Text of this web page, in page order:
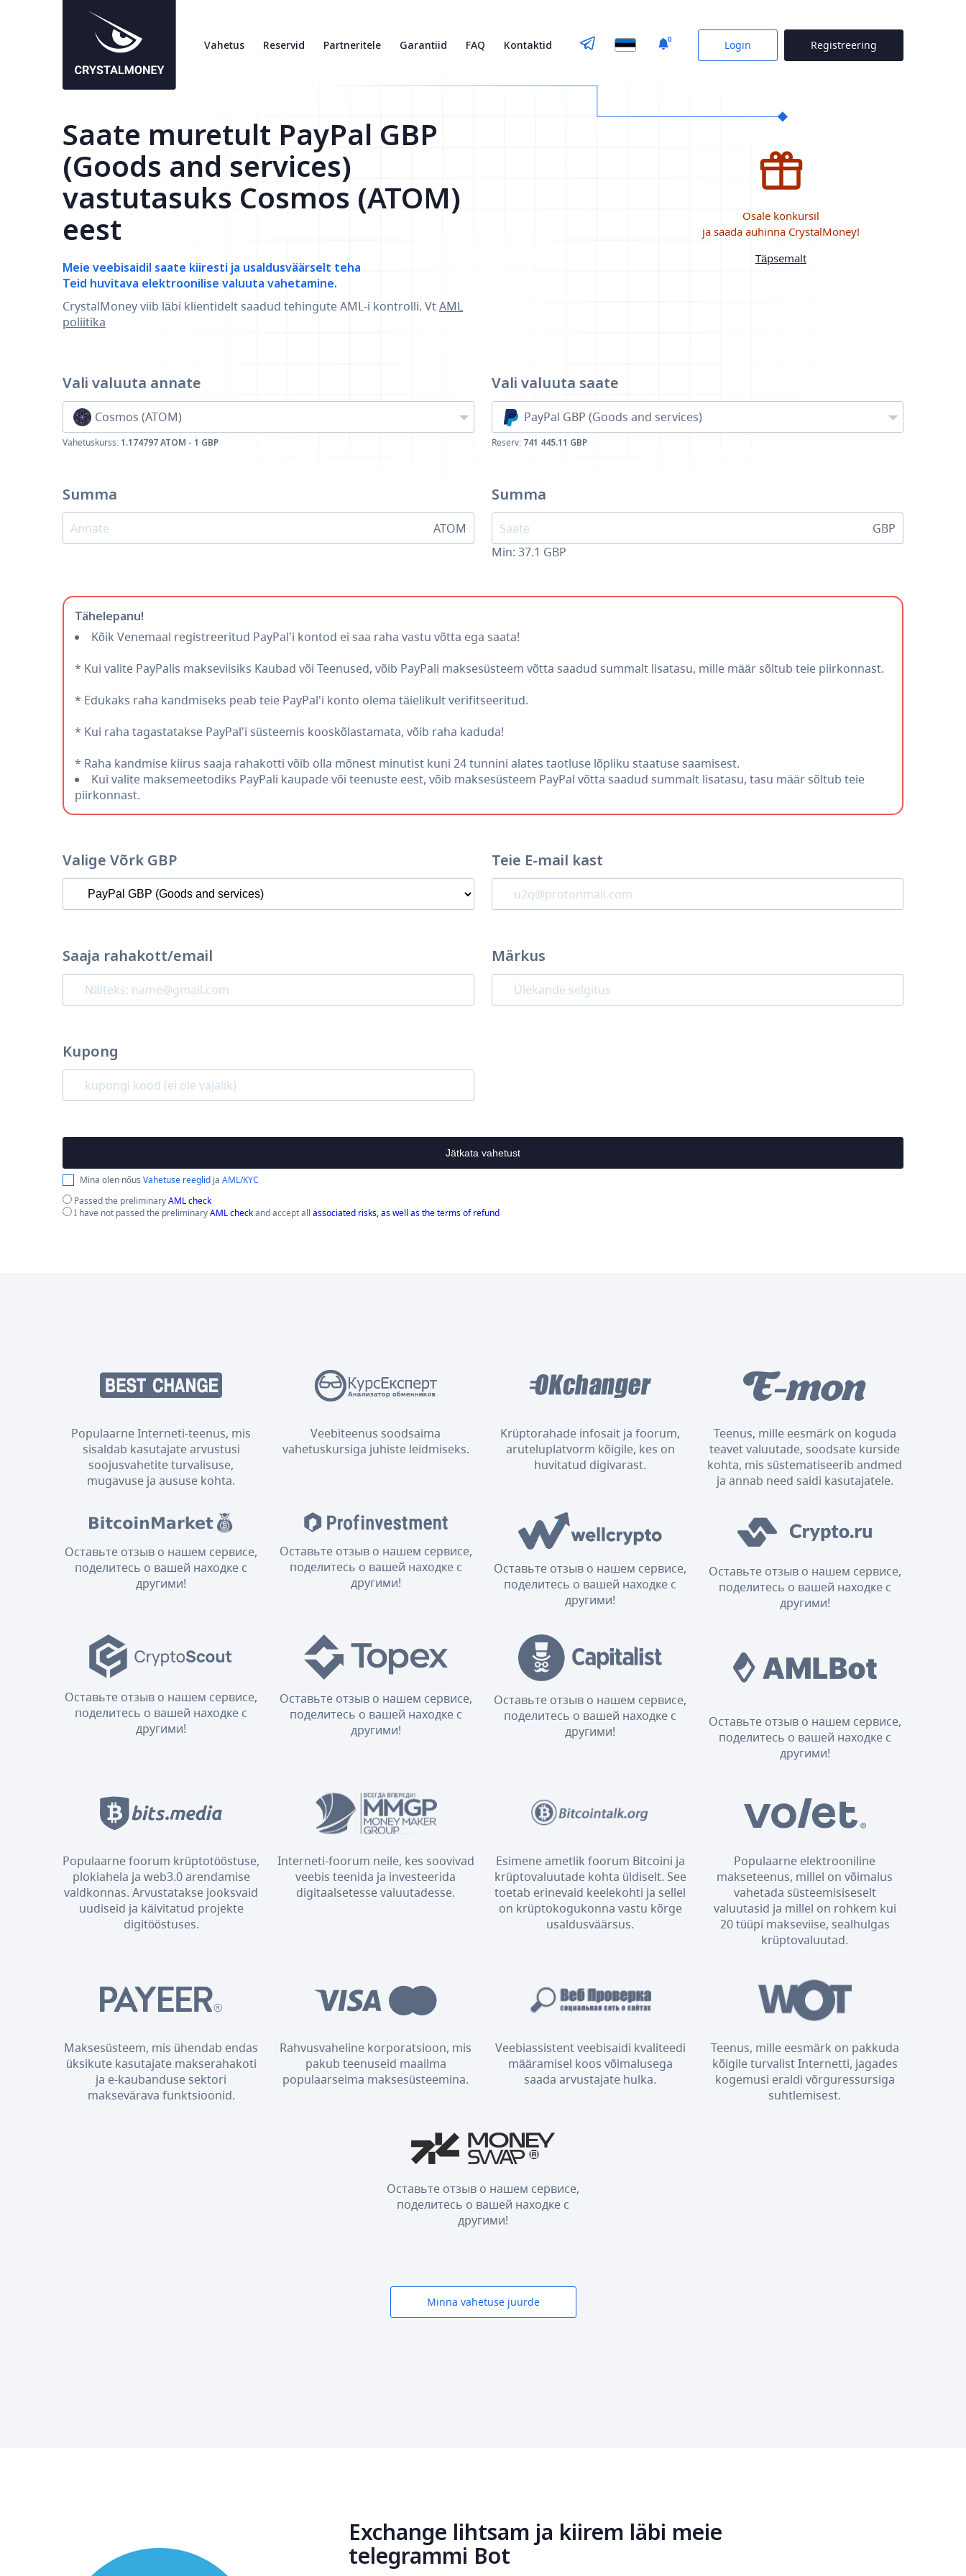
Vahetus Reservid Partneritele Garantiid FAQ Kontaktid 0 Login Registreering
Saate muretult PayPal GBP
(Goods and services)
vastutasuks Cosmos (ATOM)
eest
Meie veebisaidil saate kiiresti ja usaldusväärselt teha
Teid huvitava elektroonilise valuuta vahetamine.
CrystalMoney viib läbi klientidelt saadud tehingute AML-i kontrolli. VtAML
poliitika
Osale konkursil
ja saada auhinna CrystalMoney!
Täpsemalt
Vali valuuta annate
Cosmos (ATOM)
Vahetuskurss: 1.174797 ATOM - 1 GBP
Summa
ATOM
Vali valuuta saate
PayPal GBP (Goods and services)
Reserv: 741 445.11 GBP
Summa
GBP
Min: 37.1 GBP
Tähelepanu!
Kõik Venemaal registreeritud PayPal'i kontod ei saa raha vastu võtta ega saata!
* Kui valite PayPalis makseviisiks Kaubad või Teenused, võib PayPali maksesüsteem võtta saadud summalt lisatasu, mille määr sõltub teie piirkonnast.
* Edukaks raha kandmiseks peab teie PayPal'i konto olema täielikult verifitseeritud.
* Kui raha tagastatakse PayPal'i süsteemis kooskõlastamata, võib raha kaduda!
* Raha kandmise kiirus saaja rahakotti võib olla mõnest minutist kuni 24 tunnini alates taotluse lõpliku staatuse saamisest.
Kui valite maksemeetodiks PayPali kaupade või teenuste eest, võib maksesüsteem PayPal võtta saadud summalt lisatasu, tasu määr sõltub teie
piirkonnast.
Valige Võrk GBP Teie E-mail kast
Saaja rahakott/email Märkus
Kupong
Jätkata vahetust
Mina olen nőus Vahetuse reeglid ja AML/KYC
Passed the preliminaryAML check
I have not passed the preliminaryAML checkand accept all associated risks, as well as the terms of refund
Populaarne Interneti-teenus, mis
sisaldab kasutajate arvustusi
soojusvahetite turvalisuse,
mugavuse ja aususe kohta.
Veebiteenus soodsaima
vahetuskursiga juhiste leidmiseks.
Krüptorahade infosait ja foorum,
aruteluplatvorm kõigile, kes on
huvitatud digivarast.
Teenus, mille eesmärk on koguda
teavet valuutade, soodsate kurside
kohta, mis süstematiseerib andmed
ja annab need saidi kasutajatele.
Оставьте отзыв о нашем сервисе,
поделитесь о вашей находке с
другими!
Оставьте отзыв о нашем сервисе,
поделитесь о вашей находке с
другими!
Оставьте отзыв о нашем сервисе,
поделитесь о вашей находке с
другими!
Оставьте отзыв о нашем сервисе,
поделитесь о вашей находке с
другими!
Оставьте отзыв о нашем сервисе,
поделитесь о вашей находке с
другими!
Оставьте отзыв о нашем сервисе,
поделитесь о вашей находке с
другими!
Оставьте отзыв о нашем сервисе,
поделитесь о вашей находке с
другими!
Оставьте отзыв о нашем сервисе,
поделитесь о вашей находке с
другими!
Populaarne foorum krüptotööstuse,
plokiahela ja web3.0 arendamise
valdkonnas. Arvustatakse jooksvaid
uudiseid ja käivitatud projekte
digitööstuses.
Interneti-foorum neile, kes soovivad
veebis teenida ja investeerida
digitaalsetesse valuutadesse.
Esimene ametlik foorum Bitcoini ja
krüptovaluutade kohta üldiselt. See
toetab erinevaid keelekohti ja sellel
on krüptokogukonna vastu kõrge
usaldusväärsus.
Populaarne elektrooniline
makseteenus, millel on võimalus
vahetada süsteemisiseselt
valuutasid ja millel on rohkem kui
20 tüüpi makseviise, sealhulgas
krüptovaluutad.
Maksesüsteem, mis ühendab endas
üksikute kasutajate makserahakoti
ja e-kaubanduse sektori
maksevärava funktsioonid.
Rahvusvaheline korporatsioon, mis
pakub teenuseid maailma
populaarseima maksesüsteemina.
Veebiassistent veebisaidi kvaliteedi
määramisel koos võimalusega
saada arvustajate hulka.
Teenus, mille eesmärk on pakkuda
kõigile turvalist Internetti, jagades
kogemusi eraldi võrguressursiga
suhtlemisest.
Оставьте отзыв о нашем сервисе,
поделитесь о вашей находке с
другими!
Minna vahetuse juurde
Exchange lihtsam ja kiirem läbi meie
telegrammi Bot